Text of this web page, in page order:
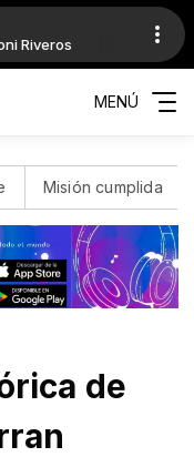
MENÚ
cumplida Incendio
de